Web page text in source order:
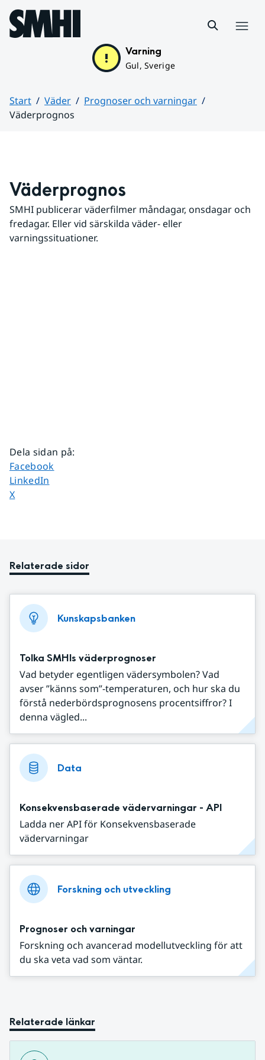
Hoppa till sidans innehåll
Varning
Gul, Sverige
Start Väder
Prognoser och varningar
Väderprognos
Väderprognos
SMHI publicerar väderfilmer måndagar, onsdagar och
fredagar. Eller vid särskilda väder- eller
varningssituationer.
Dela sidan på:
Dela sidan på
Facebook
Dela sidan på
LinkedIn
Dela sidan på
X
Relaterade sidor
Kunskapsbanken
Tolka SMHIs väderprognoser
Vad betyder egentligen vädersymbolen? Vad
avser ”känns som”-temperaturen, och hur ska du
förstå nederbördsprognosens procentsiffror? I
denna vägled...
Data
Konsekvensbaserade vädervarningar - API
Ladda ner API för Konsekvensbaserade
vädervarningar
Forskning och utveckling
Prognoser och varningar
Forskning och avancerad modellutveckling för att
du ska veta vad som väntar.
Relaterade länkar